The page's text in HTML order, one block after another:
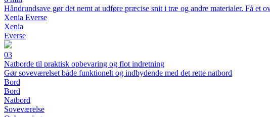
Håndrundsave gør det nemt at udføre præcise snit i træ og andre materialer. Få et
Xenia Everse
Xenia
Everse
03
Natborde til praktisk opbevaring og flot indretning
Gør soveværelset både funktionelt og indbydende med det rette natbord
Bord
Bord
Natbord
Soveværelse